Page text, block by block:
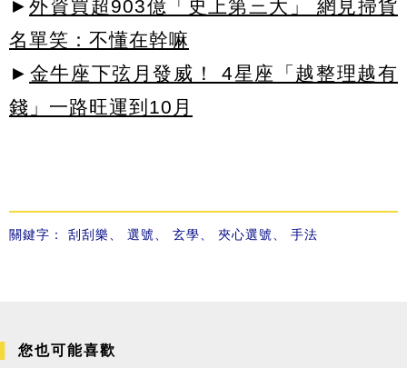
► 外資買超903億「史上第三大」 網見掃貨
名單笑：不懂在幹嘛
► 金牛座下弦月發威！ 4星座「越整理越有
錢」一路旺運到10月
關鍵字： 刮刮樂 選號 玄學 夾心選號 手法
您也可能喜歡